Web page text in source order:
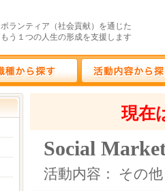
ボランティア（社会貢献）を通じた
もう１つの人生の形成を支援します
現在
Social
活動内容： その他